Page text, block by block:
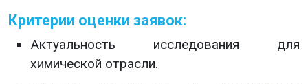
Критерии оценки заявок:
Актуальность исследования для
химической отрасли.